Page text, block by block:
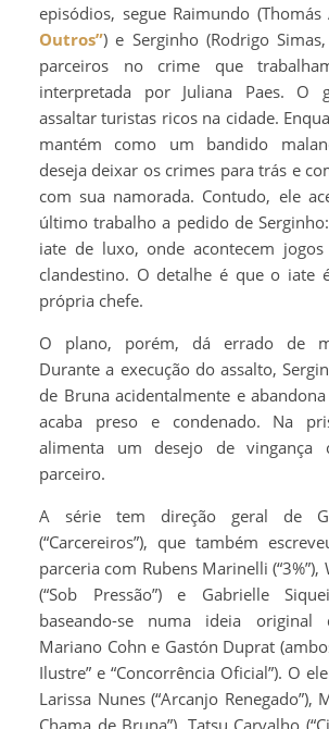
episódios, segue Raimundo
Outros”) e Serginho (Rodrigo Simas,
parceiros no crime que
interpretada por Juliana Paes. O
assaltar turistas ricos na cidade.
mantém como um bandido
deseja deixar os crimes para trás e
com sua namorada. Contudo, ele
último trabalho a pedido de
iate de luxo, onde acontecem
clandestino. O detalhe é que o iate
própria chefe.
O plano, porém, dá errado de
Durante a execução do assalto,
de Bruna acidentalmente e
acaba preso e condenado. Na
alimenta um desejo de vingança
parceiro.
A série tem direção geral de
(“Carcereiros”), que também
parceria com Rubens Marinelli
(“Sob Pressão”) e Gabrielle
baseando-se numa ideia original
Mariano Cohn e Gastón Duprat
Ilustre” e “Concorrência Oficial”). O
Larissa Nunes (“Arcanjo Renegado”),
Chama de Bruna”), Tatsu Carvalho